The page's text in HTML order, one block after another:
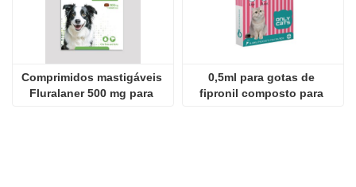
Comprimidos mastigáveis ​​
Fluralaner 500 mg para
0,5ml para gotas de
fipronil composto para